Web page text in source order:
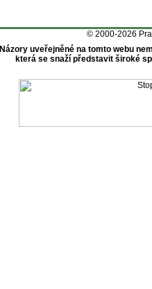
© 2000-2026
Názory uveřejněné na tomto webu
která se snaží představit široké